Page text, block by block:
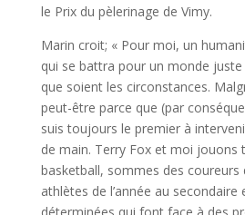
le Prix du pèlerinage de Vimy.
Marin croit; « Pour moi, un
qui se battra pour un monde
que soient les circonstances.
peut-être parce que (par
suis toujours le premier à
de main. Terry Fox et moi jouons
basketball, sommes des coureurs
athlètes de l’année au secondaire